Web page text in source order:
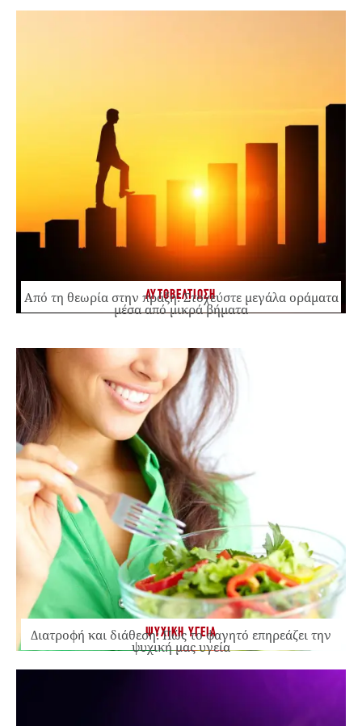
ΑΥΤΟΒΕΛΤΙΩΣΗ
Από τη θεωρία στην πράξη: Στοχεύστε μεγάλα οράματα
μέσα από μικρά βήματα
ΨΥΧΙΚΗ ΥΓΕΙΑ
Διατροφή και διάθεση: Πώς το φαγητό επηρεάζει την
ψυχική μας υγεία